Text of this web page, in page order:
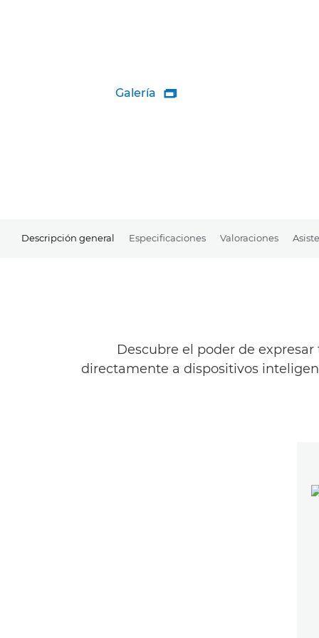
Galería 
Descripción general Especificaciones Valoraciones
Descubre el poder de
directamente a dispositivos